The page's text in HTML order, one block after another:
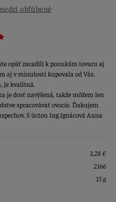
obľúbené
opäť zaradili k ponukám tovaru aj
aj v minulosti kupovala od Vás.
je kvalitná.
je dosť navýšená, takže môžem len
spracovávať ovocie. Ďakujem
S úctou Ing.Ignácová Anna
3,28 €
2166
15 g